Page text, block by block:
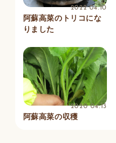
2022 04.10
阿蘇高菜のトリコにな
りました
2020 04.13
阿蘇高菜の収穫